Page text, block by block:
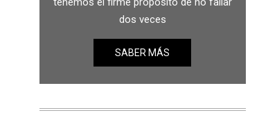
dos veces
SABER MÁS